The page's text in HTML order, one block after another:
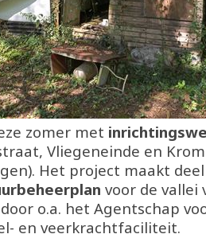
zomer met
Vliegeneinde en
Het project maakt
voor de vallei
o.a. het Agentschap
en veerkrachtfaciliteit.